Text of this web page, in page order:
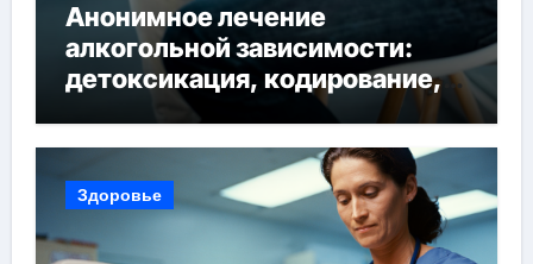
Анонимное лечение
алкогольной зависимости:
детоксикация, кодирование,
реабилитация, полный курс и
конфиденциальность
Здоровье